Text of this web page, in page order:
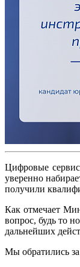
Цифровые
уверенно
получили
Как отмечает
вопрос, будь то
дальнейших
Мы обратились